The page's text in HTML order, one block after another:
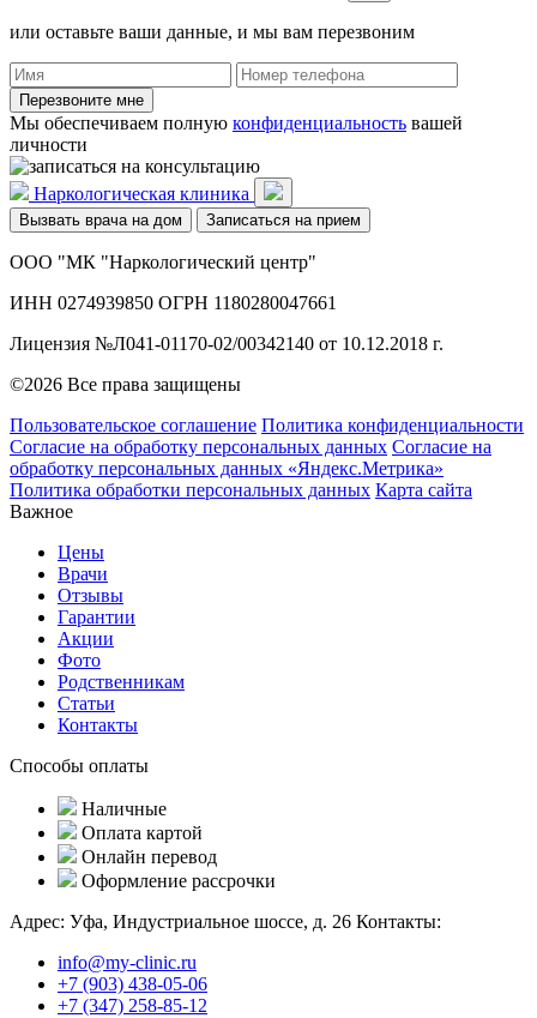
или оставьте ваши данные, и мы вам перезвоним
Перезвоните мне
Мы обеспечиваем полную конфиденциальность вашей
личности
Наркологическая клиника
Вызвать врача на дом Записаться на прием
ООО "МК "Наркологический центр"
ИНН 0274939850 ОГРН 1180280047661
Лицензия №Л041-01170-02/00342140 от 10.12.2018 г.
©2026 Все права защищены
Пользовательское соглашение Политика конфиденциальности
Согласие на обработку персональных данных Согласие на
обработку персональных данных «Яндекс.Метрика»
Политика обработки персональных данных Карта сайта
Важное
Цены
Врачи
Отзывы
Гарантии
Акции
Фото
Родственникам
Статьи
Контакты
Способы оплаты
Наличные
Оплата картой
Онлайн перевод
Оформление рассрочки
Адрес: Уфа, Индустриальное шоссе, д. 26 Контакты:
info@my-clinic.ru
+7 (903) 438-05-06
+7 (347) 258-85-12